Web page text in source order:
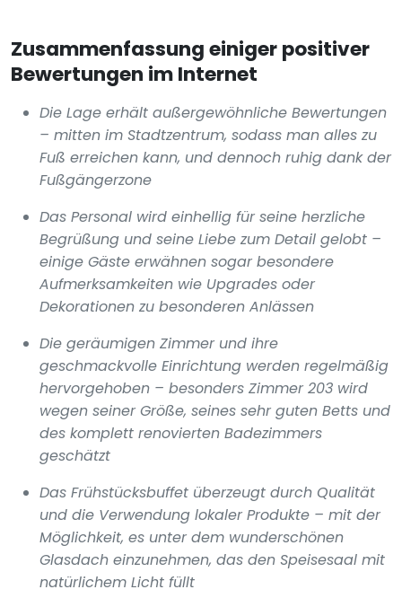
Zusammenfassung einiger positiver
Bewertungen im Internet
Die Lage erhält außergewöhnliche Bewertungen
– mitten im Stadtzentrum, sodass man alles zu
Fuß erreichen kann, und dennoch ruhig dank der
Fußgängerzone
Das Personal wird einhellig für seine herzliche
Begrüßung und seine Liebe zum Detail gelobt –
einige Gäste erwähnen sogar besondere
Aufmerksamkeiten wie Upgrades oder
Dekorationen zu besonderen Anlässen
Die geräumigen Zimmer und ihre
geschmackvolle Einrichtung werden regelmäßig
hervorgehoben – besonders Zimmer 203 wird
wegen seiner Größe, seines sehr guten Betts und
des komplett renovierten Badezimmers
geschätzt
Das Frühstücksbuffet überzeugt durch Qualität
und die Verwendung lokaler Produkte – mit der
Möglichkeit, es unter dem wunderschönen
Glasdach einzunehmen, das den Speisesaal mit
natürlichem Licht füllt